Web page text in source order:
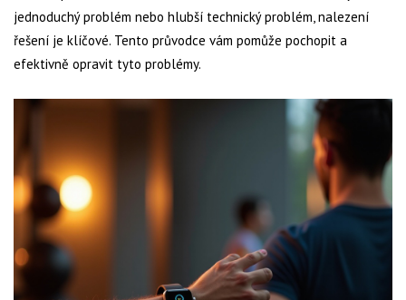
jednoduchý problém nebo hlubší technický problém, nalezení
řešení je klíčové. Tento průvodce vám pomůže pochopit a
efektivně opravit tyto problémy.